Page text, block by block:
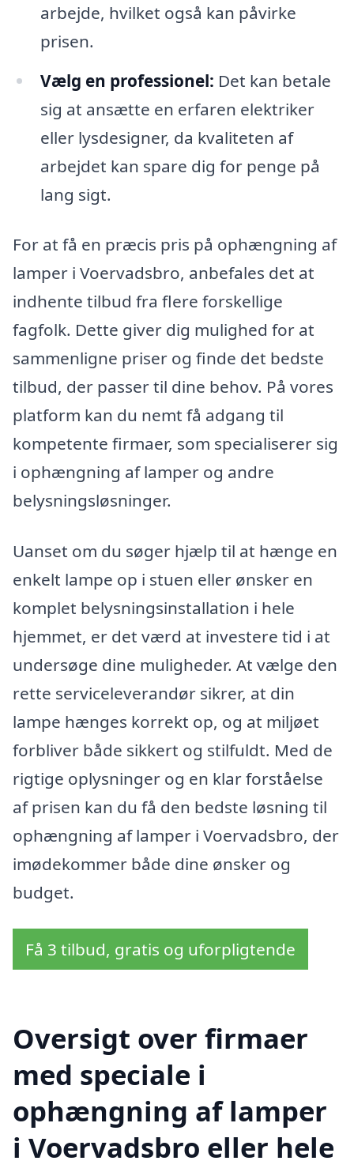
arbejde, hvilket også kan påvirke
prisen.
Vælg en professionel: Det kan betale
sig at ansætte en erfaren elektriker
eller lysdesigner, da kvaliteten af
arbejdet kan spare dig for penge på
lang sigt.
For at få en præcis pris på ophængning af
lamper i Voervadsbro, anbefales det at
indhente tilbud fra flere forskellige
fagfolk. Dette giver dig mulighed for at
sammenligne priser og finde det bedste
tilbud, der passer til dine behov. På vores
platform kan du nemt få adgang til
kompetente firmaer, som specialiserer sig
i ophængning af lamper og andre
belysningsløsninger.
Uanset om du søger hjælp til at hænge en
enkelt lampe op i stuen eller ønsker en
komplet belysningsinstallation i hele
hjemmet, er det værd at investere tid i at
undersøge dine muligheder. At vælge den
rette serviceleverandør sikrer, at din
lampe hænges korrekt op, og at miljøet
forbliver både sikkert og stilfuldt. Med de
rigtige oplysninger og en klar forståelse
af prisen kan du få den bedste løsning til
ophængning af lamper i Voervadsbro, der
imødekommer både dine ønsker og
budget.
Få 3 tilbud, gratis og uforpligtende
Oversigt over firmaer
med speciale i
ophængning af lamper
i Voervadsbro eller hele